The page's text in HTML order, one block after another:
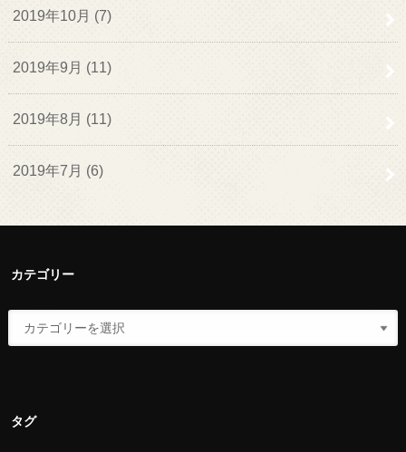
2019年10月 (7)
2019年9月 (11)
2019年8月 (11)
2019年7月 (6)
カテゴリー
タグ